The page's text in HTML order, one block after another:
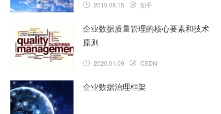
2019.08.15 知乎
企业数据质量管理的核心要素和技术
原则
2020.01.09 CSDN
企业数据治理框架